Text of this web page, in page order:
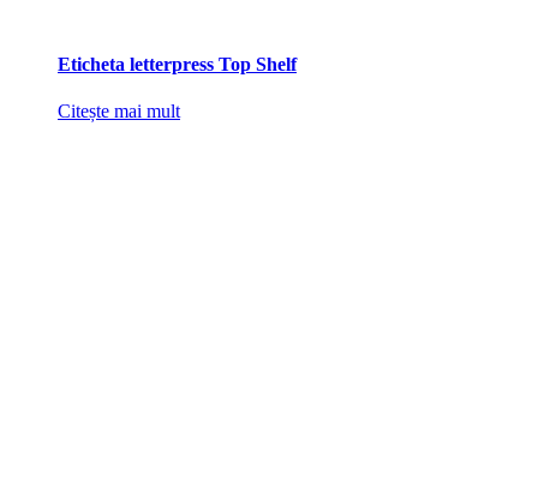
Eticheta letterpress Top Shelf
Citește mai mult